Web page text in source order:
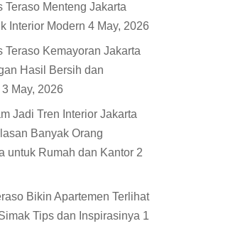
Teraso Menteng Jakarta
Interior Modern 4 May, 2026
Teraso Kemayoran Jakarta
Hasil Bersih dan
3 May, 2026
Jadi Tren Interior Jakarta
Banyak Orang
untuk Rumah dan Kantor 2
Bikin Apartemen Terlihat
Tips dan Inspirasinya 1